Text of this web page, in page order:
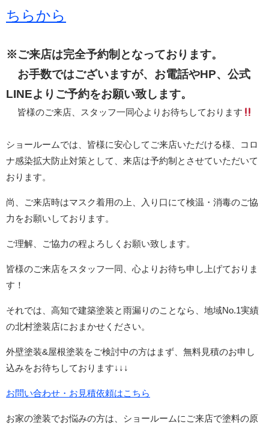
ちらから
※ご来店は完全予約制となっております。
お手数ではございますが、お電話やHP、公式
LINEよりご予約をお願い致します。
皆様のご来店、スタッフ一同心よりお待ちしております
ショールームでは、皆様に安心してご来店いただける様、コロ
ナ感染拡大防止対策として、来店は予約制とさせていただいて
おります。
尚、ご来店時はマスク着用の上、入り口にて検温・消毒のご協
力をお願いしております。
ご理解、ご協力の程よろしくお願い致します。
皆様のご来店をスタッフ一同、心よりお待ち申し上げておりま
す！
それでは、高知で建築塗装と雨漏りのことなら、地域No.1実績
の北村塗装店におまかせください。
外壁塗装&屋根塗装をご検討中の方はまず、無料見積のお申し
込みをお待ちしております↓↓↓
お問い合わせ・お見積依頼はこちら
お家の塗装でお悩みの方は、ショールームにご来店で塗料の原